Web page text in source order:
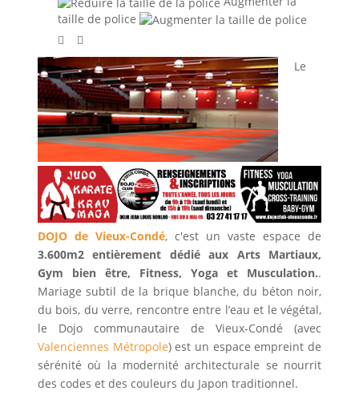
taille de police
Le
DOJO de Vieux-Condé, c'est un vaste espace de
3.600m2 entièrement dédié aux Arts Martiaux,
Gym bien être, Fitness, Yoga et Musculation..
Mariage subtil de la brique blanche, du béton noir,
du bois, du verre, rencontre entre l’eau et le végétal,
le Dojo communautaire de Vieux-Condé (avec
Valenciennes Métropole) est un espace empreint de
sérénité où la modernité architecturale se nourrit
des codes et des couleurs du Japon traditionnel.